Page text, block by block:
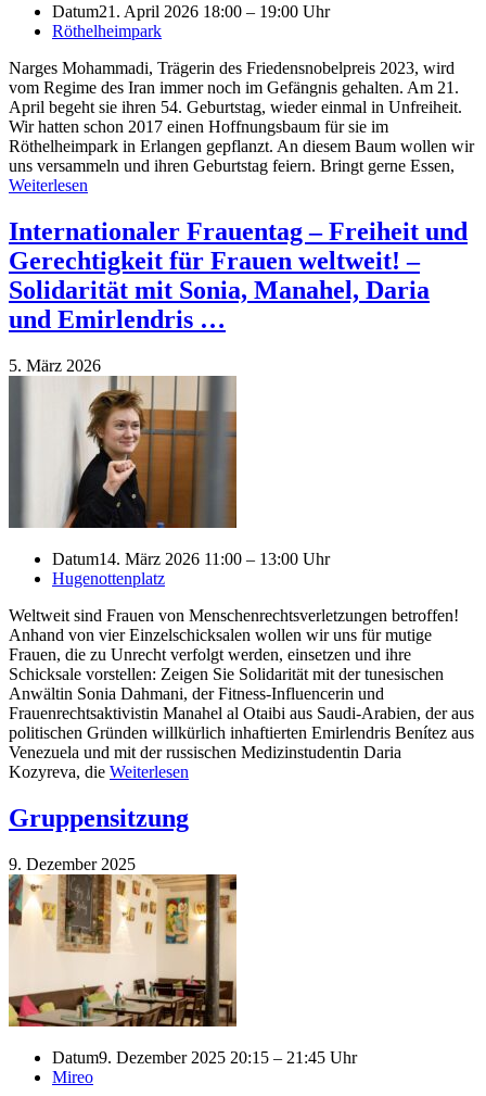
Datum21. April 2026 18:00 – 19:00 Uhr
Röthelheimpark
Narges Mohammadi, Trägerin des Friedensnobelpreis 2023, wird
vom Regime des Iran immer noch im Gefängnis gehalten. Am 21.
April begeht sie ihren 54. Geburtstag, wieder einmal in Unfreiheit.
Wir hatten schon 2017 einen Hoffnungsbaum für sie im
Röthelheimpark in Erlangen gepflanzt. An diesem Baum wollen wir
uns versammeln und ihren Geburtstag feiern. Bringt gerne Essen,
Weiterlesen
Internationaler Frauentag – Freiheit und
Gerechtigkeit für Frauen weltweit! –
Solidarität mit Sonia, Manahel, Daria
und Emirlendris …
5. März 2026
Datum14. März 2026 11:00 – 13:00 Uhr
Hugenottenplatz
Weltweit sind Frauen von Menschenrechtsverletzungen betroffen!
Anhand von vier Einzelschicksalen wollen wir uns für mutige
Frauen, die zu Unrecht verfolgt werden, einsetzen und ihre
Schicksale vorstellen: Zeigen Sie Solidarität mit der tunesischen
Anwältin Sonia Dahmani, der Fitness-Influencerin und
Frauenrechtsaktivistin Manahel al Otaibi aus Saudi-Arabien, der aus
politischen Gründen willkürlich inhaftierten Emirlendris Benítez aus
Venezuela und mit der russischen Medizinstudentin Daria
Kozyreva, die Weiterlesen
Gruppensitzung
9. Dezember 2025
Datum9. Dezember 2025 20:15 – 21:45 Uhr
Mireo